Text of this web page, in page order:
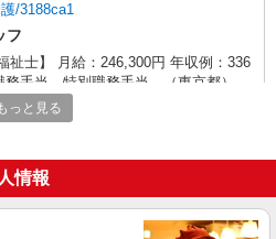
/3188ca1
フ
祉士】 月給：246,300円 年収例：336
手当、働きがい向上手当、日祝手当
分）等、毎月平均的に支払われる手当
に1万円支給（再入社は除く） ◎賞
ヶ月分/年支給 ◎残業時は別途時間
超過1分〜）
中市武蔵台3-27-4 カサヴェール武蔵
っと見る
情報